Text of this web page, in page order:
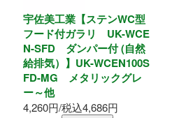
宇佐美工業【ステンWC型
フード付ガラリ UK-WCE
N-SFD ダンパー付 (自然
給排気）】UK-WCEN100S
FD-MG メタリックグレ
ー～他
4,260円/税込4,686円